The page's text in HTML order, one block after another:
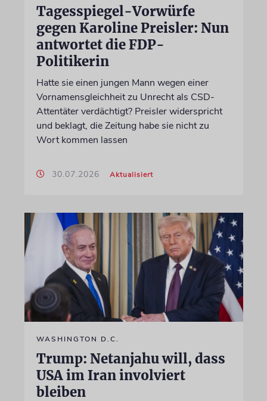
Tagesspiegel-Vorwürfe
gegen Karoline Preisler: Nun
antwortet die FDP-
Politikerin
Hatte sie einen jungen Mann wegen einer
Vornamensgleichheit zu Unrecht als CSD-
Attentäter verdächtigt? Preisler widerspricht
und beklagt, die Zeitung habe sie nicht zu
Wort kommen lassen
30.07.2026 Aktualisiert
WASHINGTON D.C.
Trump: Netanjahu will, dass
USA im Iran involviert
bleiben